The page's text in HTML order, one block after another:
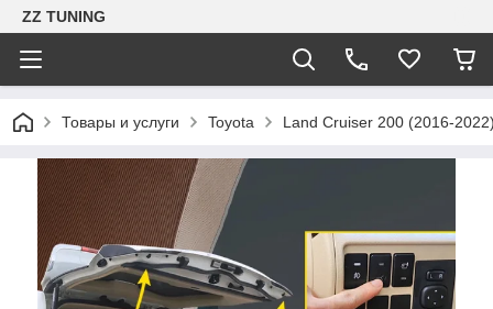
ZZ TUNING
Товары и услуги Toyota Land Cruiser 200 (2016-